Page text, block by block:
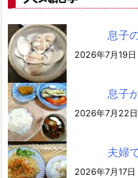
息子
2026年7月19日
息子
2026年7月22
夫婦
2026年7月17日